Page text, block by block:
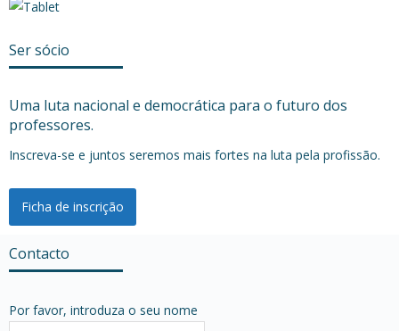
Ser sócio
Uma luta nacional e democrática para o futuro dos
professores.
Inscreva-se e juntos seremos mais fortes na luta pela profissão.
Ficha de inscrição
Contacto
Por favor, introduza o seu nome